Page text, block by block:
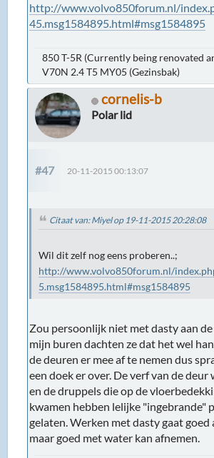
http://www.volvo850forum.nl/
45.msg1584895.html#msg1584895
850 T-5R (Currently being renovated
V70N 2.4 T5 MY05 (Gezinsbak)
cornelis-b
Polar lid
#47 20-11-2015 00:13:07
Citaat van: Miyel op 19-11-2015 20:28:08
Wil dit zelf nog eens proberen..;
http://www.volvo850forum.nl/
5.msg1584895.html#msg1584895
Zou persoonlijk niet met dasty aan de
mijn buren dachten ze dat het wel
de deuren er mee af te nemen dus
een doek er over. De verf van de deur
en de druppels die op de
kwamen hebben lelijke "ingebrande"
gelaten. Werken met dasty gaat goed
maar goed met water kan afnemen.